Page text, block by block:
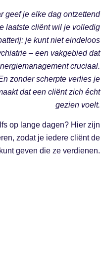
geef je elke dag ontzettend
laatste cliënt wil je volledig
je kunt niet eindeloos
– een vakgebied dat
cruciaal.
zonder scherpte verlies je
dat een cliënt zich écht
gezien voelt.
op lange dagen? Hier zijn
zodat je iedere cliënt de
geven die ze verdienen.